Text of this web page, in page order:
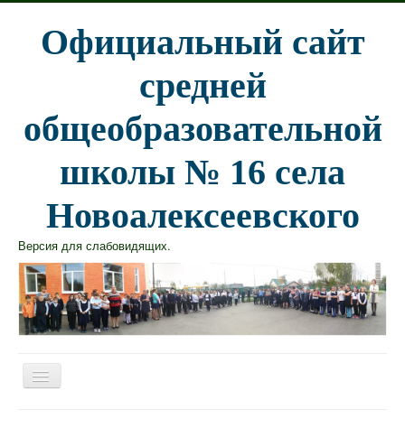
Официальный сайт
средней
общеобразовательной
школы № 16 села
Новоалексеевского
Версия для слабовидящих.